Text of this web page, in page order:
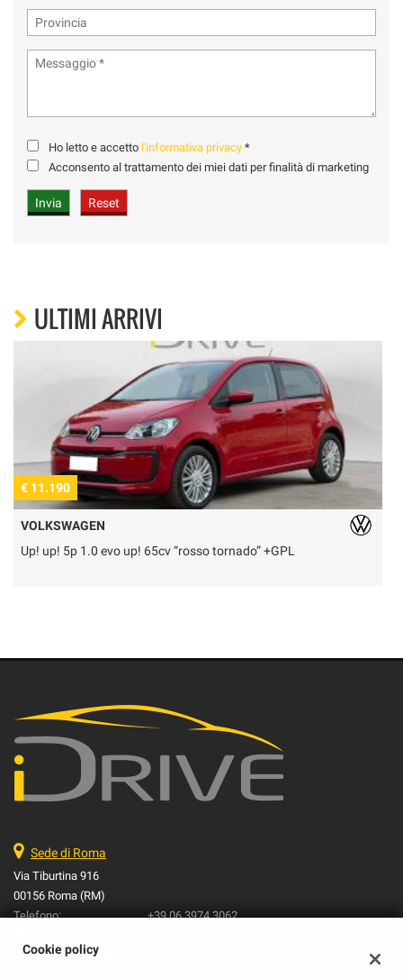
Ho letto e accetto l'informativa privacy *
Acconsento al trattamento dei miei dati per finalità di marketing
ULTIMI ARRIVI
€ 11.190
VOLKSWAGEN
Up! up! 5p 1.0 evo up! 65cv “rosso tornado” +GPL
Sede di Roma
Via Tiburtina 916
00156 Roma (RM)
Telefono:
+39 06 3974 3062
Indicazioni stradali
Cookie policy